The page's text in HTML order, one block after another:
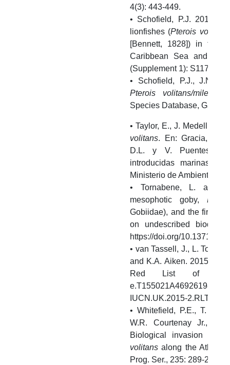
4(3): 443-449.
• Schofield, P.J. 2010.
lionfishes (Pterois volitans
[Bennett, 1828]) in the
Caribbean Sea and Gul
(Supplement 1): S117-122.
• Schofield, P.J., J.N.
Pterois volitans/miles
Species Database,
• Taylor, E., J. Medellín,
volitans. En: Gracia, A.,
D.L. y V. Puentes
introducidas marinas y
Ministerio de Ambiente y
• Tornabene, L. and
mesophotic goby,
Gobiidae), and the first
on undescribed
https://doi.org/10.1371/
• van Tassell, J., L.
and K.A. Aiken. 2015.
Red List of
IUCN.UK.2015-
• Whitefield, P.E., T.
W.R. Courtenay Jr.,
Biological invasion of
volitans along the Atlantic
Prog. Ser., 235: 289-297.